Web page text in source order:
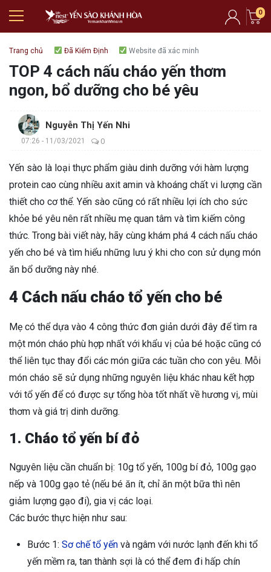
0
Trang chủ Đã Kiểm Định Website đã xác minh
TOP 4 cách nấu cháo yến thơm
ngon, bổ dưỡng cho bé yêu
Nguyễn Thị Yến Nhi
07:26 - 11/03/2021 0
Yến sào là loại thực phẩm giàu dinh dưỡng với hàm lượng
protein cao cùng nhiều axit amin và khoáng chất vi lượng cần
thiết cho cơ thể. Yến sào cũng có rất nhiều lợi ích cho sức
khỏe bé yêu nên rất nhiều mẹ quan tâm và tìm kiếm công
thức. Trong bài viết này, hãy cùng khám phá 4 cách nấu cháo
yến cho bé và tìm hiểu những lưu ý khi cho con sử dụng món
ăn bổ dưỡng này nhé.
4 Cách nấu cháo tổ yến cho bé
Mẹ có thể dựa vào 4 công thức đơn giản dưới đây để tìm ra
một món cháo phù hợp nhất với khẩu vị của bé hoặc cũng có
thể liên tục thay đổi các món giữa các tuần cho con yêu. Mỗi
món cháo sẽ sử dụng những nguyên liệu khác nhau kết hợp
với tổ yến để có được sự tổng hòa tốt nhất về hương vị, mùi
thơm và giá trị dinh dưỡng.
1. Cháo tổ yến bí đỏ
Nguyên liệu cần chuẩn bị: 10g tổ yến, 100g bí đỏ, 100g gạo
nếp và 100g gạo tẻ (nếu bé ăn ít, chỉ ăn một bữa thì nên
giảm lượng gạo đi), gia vị các loại.
Các bước thực hiện như sau:
Bước 1: Sơ chế tổ yến và ngâm với nước lạnh đến khi tổ
yến mềm ra, tan thành sợi là có thể đem đi hấp chín